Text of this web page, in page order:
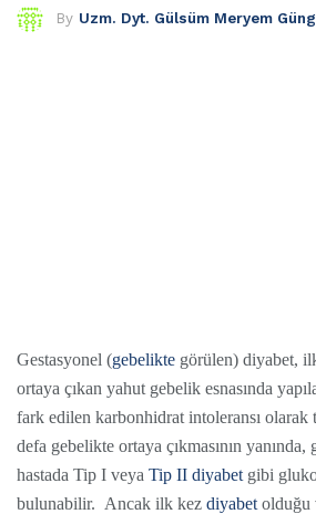
By Uzm. Dyt. Gülsüm Meryem
Gestasyonel (gebelikte görülen) diyabet,
ortaya çıkan yahut gebelik esnasında
fark edilen karbonhidrat intoleransı olarak
defa gebelikte ortaya çıkmasının
hastada Tip I veya Tip II diyabet gibi
bulunabilir. Ancak ilk kez diyabet olduğu